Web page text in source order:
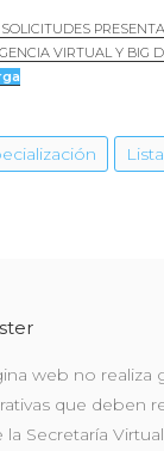
VIRTUAL Y BIG
web no realiza
que deben
la Secretaría